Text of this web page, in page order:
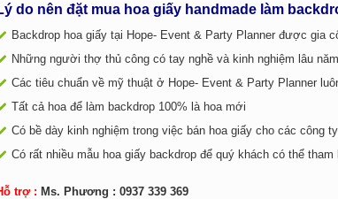
do nên đặt mua hoa giấy handmade làm
Backdrop hoa giấy tại Hope- Event & Party Planner được gia
Những người thợ thủ công có tay nghề và kinh nghiệm lâu năm,
Các tiêu chuẩn về mỹ thuật ở Hope- Event & Party Planner
Tất cả hoa để làm backdrop 100% là hoa mới
Có bề dày kinh nghiệm trong việc bán hoa giấy cho các công
Có rất nhiều mẫu hoa giấy backdrop để quý khách có thể tham
trợ : Ms. Phương : 0937 339 369